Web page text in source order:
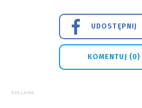
UDOSTĘPNIJ
KOMENTUJ (0)
REKLAMA